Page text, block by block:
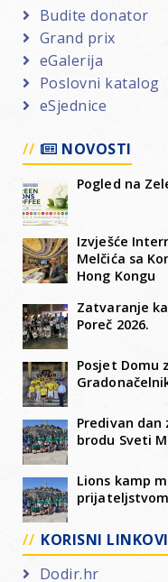
Budite donator
Grand prix
eGalerija
Poslovni katalog
eSjednice
NOVOSTI
Pogled na
Izvješće
Melčića sa
Hong Kongu
Zatvaranje
Poreč 2026.
Posjet Domu
Predivan
brodu Sveti
Lions kamp
KORISNI LINKOVI
Dodir.hr